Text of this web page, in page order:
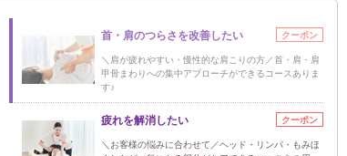
首・肩のつらさを改善したい クーポン
＼肩が疲れやすい・慢性的な肩こりの方／首・肩・肩
甲骨まわりへの集中アプローチができるコースありま
す♪
疲れを解消したい クーポン
＼お客様の悩みに合わせて／ヘッド・リンパ・もみほ